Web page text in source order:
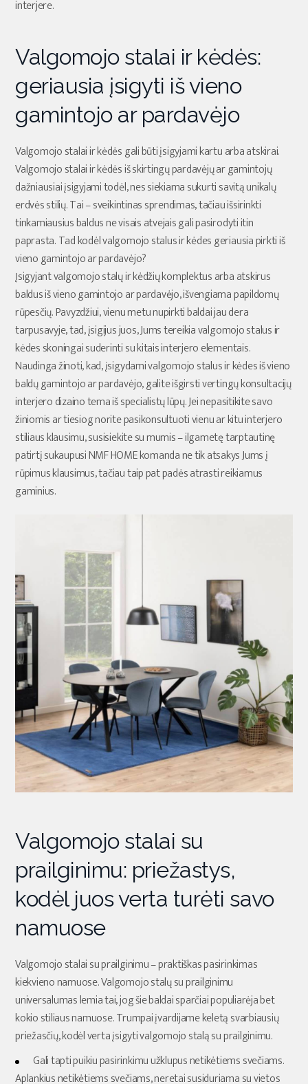
interjere.
Valgomojo stalai ir kėdės:
geriausia įsigyti iš vieno
gamintojo ar pardavėjo
Valgomojo stalai ir kėdės gali būti įsigyjami kartu arba atskirai.
Valgomojo stalai ir kėdės iš skirtingų pardavėjų ar gamintojų
dažniausiai įsigyjami todėl, nes siekiama sukurti savitą unikalų
erdvės stilių. Tai – sveikintinas sprendimas, tačiau išsirinkti
tinkamiausius baldus ne visais atvejais gali pasirodyti itin
paprasta. Tad kodėl valgomojo stalus ir kėdes geriausia pirkti iš
vieno gamintojo ar pardavėjo?
Įsigyjant valgomojo stalų ir kėdžių komplektus arba atskirus
baldus iš vieno gamintojo ar pardavėjo, išvengiama papildomų
rūpesčių. Pavyzdžiui, vienu metu nupirkti baldai jau dera
tarpusavyje, tad, įsigijus juos, Jums tereikia valgomojo stalus ir
kėdes skoningai suderinti su kitais interjero elementais.
Naudinga žinoti, kad, įsigydami valgomojo stalus ir kėdes iš vieno
baldų gamintojo ar pardavėjo, galite išgirsti vertingų konsultacijų
interjero dizaino tema iš specialistų lūpų. Jei nepasitikite savo
žiniomis ar tiesiog norite pasikonsultuoti vienu ar kitu interjero
stiliaus klausimu, susisiekite su mumis – ilgametę tarptautinę
patirtį sukaupusi NMF HOME komanda ne tik atsakys Jums į
rūpimus klausimus, tačiau taip pat padės atrasti reikiamus
gaminius.
Valgomojo stalai su
prailginimu: priežastys,
kodėl juos verta turėti savo
namuose
Valgomojo stalai su prailginimu – praktiškas pasirinkimas
kiekvieno namuose. Valgomojo stalų su prailginimu
universalumas lemia tai, jog šie baldai sparčiai populiarėja bet
kokio stiliaus namuose. Trumpai įvardijame keletą svarbiausių
priežasčių, kodėl verta įsigyti valgomojo stalą su prailginimu.
Gali tapti puikiu pasirinkimu užklupus netikėtiems svečiams.
Aplankius netikėtiems svečiams, neretai susiduriama su vietos